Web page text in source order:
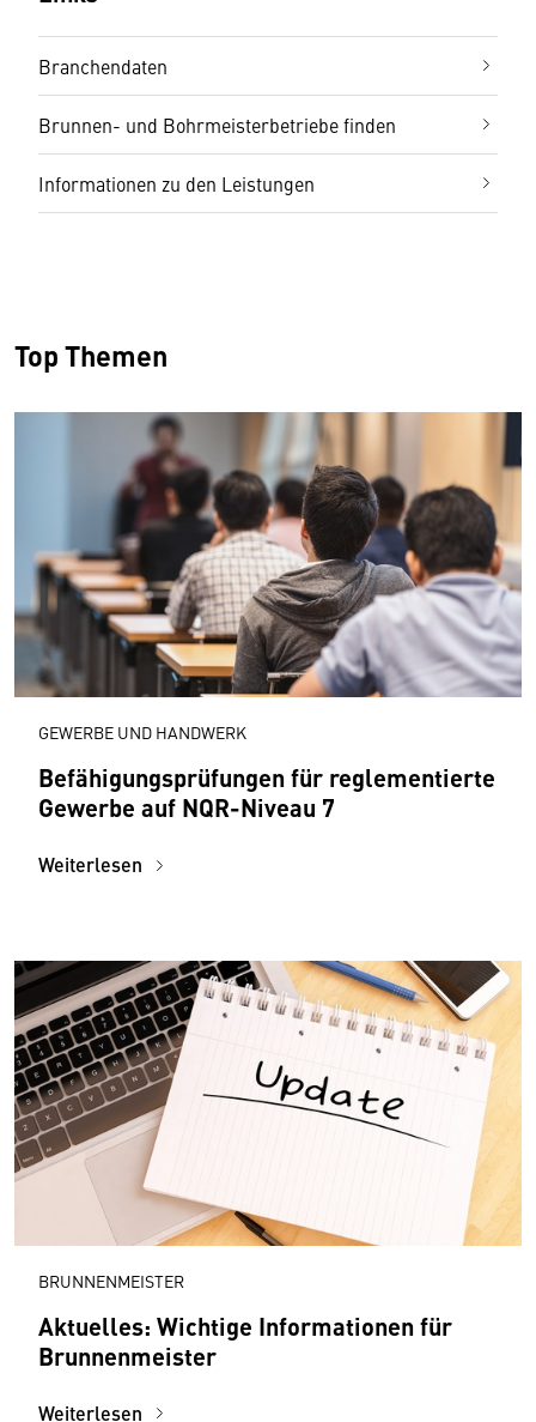
Branchendaten
Brunnen- und Bohrmeisterbetriebe finden
Informationen zu den Leistungen
Top Themen
GEWERBE UND HANDWERK
Befähigungsprüfungen für reglementierte
Gewerbe auf NQR-Niveau 7
Weiterlesen
BRUNNENMEISTER
Aktuelles: Wichtige Informationen für
Brunnenmeister
Weiterlesen